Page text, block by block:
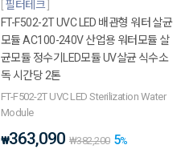
필터테크
FT-F502-2T UVC LED 배관형 워터 살균
모듈 AC100-240V 산업용 워터모듈 살
균모듈 정수기LED모듈 UV살균 식수소
독 시간당 2톤
FT-F502-2T UVC LED Sterilization Water
Module
₩363,090 ₩382,200 5%